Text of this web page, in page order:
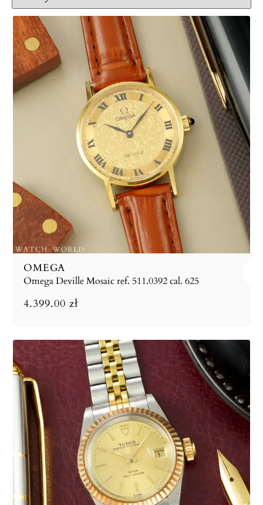
OMEGA
Omega Deville Mosaic ref. 511.0392 cal. 625
4.399.00 zł